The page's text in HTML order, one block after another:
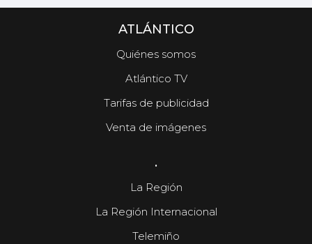
ATLÁNTICO
Quiénes somos
Atlántico TV
Tarifas de publicidad
Venta de imágenes
.
La Región
La Región Internacional
Telemiño